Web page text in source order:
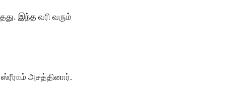
இந்த வரி வரும்
ஸ்ரீராம் அசத்தினார்.